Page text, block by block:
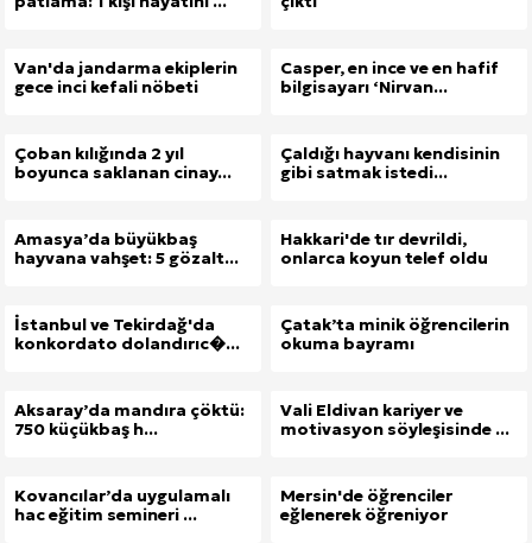
Van'da jandarma ekiplerin
gece inci kefali nöbeti
Casper, en ince ve en hafif
bilgisayarı ‘Nirvan...
Çoban kılığında 2 yıl
boyunca saklanan cinay...
Çaldığı hayvanı kendisinin
gibi satmak istedi...
Amasya’da büyükbaş
hayvana vahşet: 5 gözalt...
Hakkari'de tır devrildi,
onlarca koyun telef oldu
İstanbul ve Tekirdağ'da
konkordato dolandırıc�...
Çatak’ta minik öğrencilerin
okuma bayramı
Aksaray’da mandıra çöktü:
750 küçükbaş h...
Vali Eldivan kariyer ve
motivasyon söyleşisinde ...
Kovancılar’da uygulamalı
hac eğitim semineri ...
Mersin'de öğrenciler
eğlenerek öğreniyor